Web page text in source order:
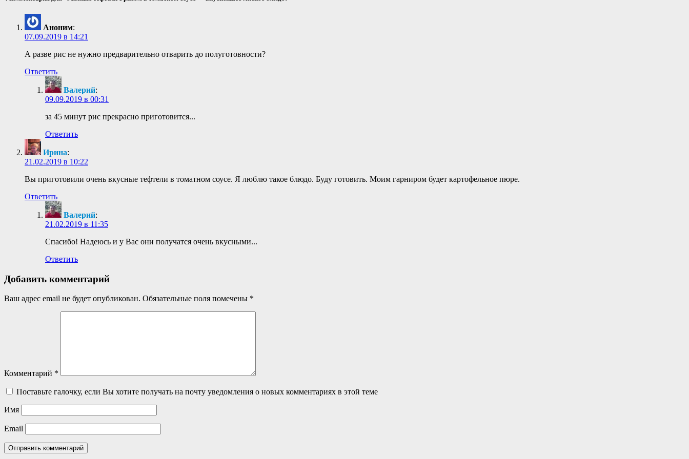
Аноним:
07.09.2019 в 14:21
А разве рис не нужно предварительно отварить до полуготовности?
Ответить
Валерий:
09.09.2019 в 00:31
за 45 минут рис прекрасно приготовится...
Ответить
Ирина:
21.02.2019 в 10:22
Вы приготовили очень вкусные тефтели в томатном соусе. Я люблю такое блюдо. Буду готовить. Моим гарниром будет картофельное пюре.
Ответить
Валерий:
21.02.2019 в 11:35
Спасибо! Надеюсь и у Вас они получатся очень вкусными...
Ответить
Добавить комментарий
Ваш адрес email не будет опубликован. Обязательные поля помечены *
Комментарий *
Поставьте галочку, если Вы хотите получать на почту уведомления о новых комментариях в этой теме
Имя
Email